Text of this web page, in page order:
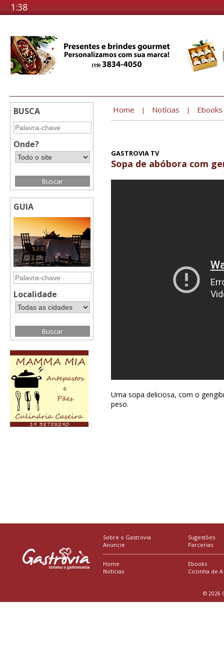
1:38
BUSCA
Onde?
GUIA
Localidade
Home | Notícias | Ebooks
GASTROVIA TV
Sopa de abóbora com
Uma sopa deliciosa, com o
peso.
Sobre o Gastrovia
Anuncie
Sugestões
Parcerias
Home
Notícias
Ebooks
Cozinha de A
© 2026